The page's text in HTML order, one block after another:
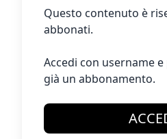
Questo contenuto è
abbonati.
Accedi con username
già un abbonamento.